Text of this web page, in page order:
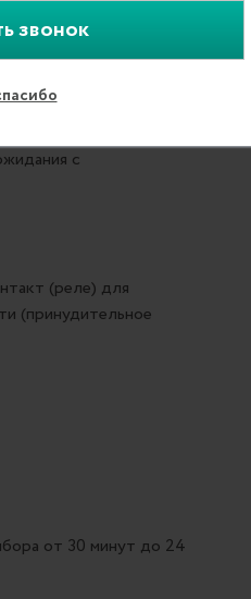
с помощью карты
с
с
(реле) для
(принудительное
от 30 минут до 24